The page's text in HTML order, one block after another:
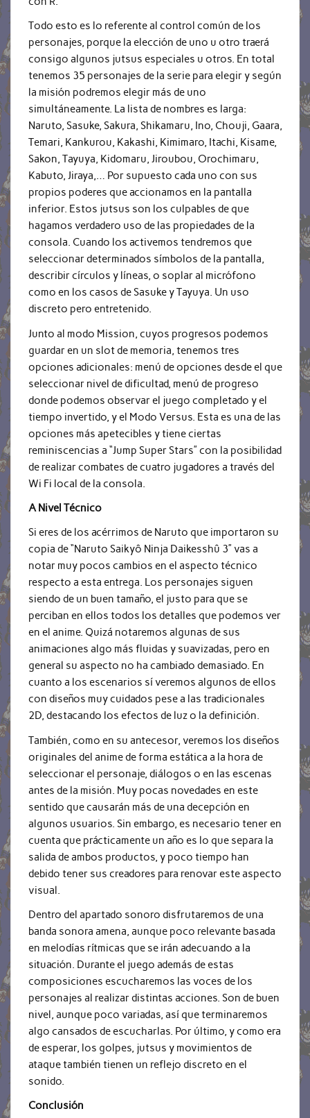
Todo esto es lo referente al control común de los
personajes, porque la elección de uno u otro traerá
consigo algunos jutsus especiales u otros. En total
tenemos 35 personajes de la serie para elegir y según
la misión podremos elegir más de uno
simultáneamente. La lista de nombres es larga:
Naruto, Sasuke, Sakura, Shikamaru, Ino, Chouji, Gaara,
Temari, Kankurou, Kakashi, Kimimaro, Itachi, Kisame,
Sakon, Tayuya, Kidomaru, Jiroubou, Orochimaru,
Kabuto, Jiraya,… Por supuesto cada uno con sus
propios poderes que accionamos en la pantalla
inferior. Estos jutsus son los culpables de que
hagamos verdadero uso de las propiedades de la
consola. Cuando los activemos tendremos que
seleccionar determinados símbolos de la pantalla,
describir círculos y líneas, o soplar al micrófono
como en los casos de Sasuke y Tayuya. Un uso
discreto pero entretenido.
Junto al modo Mission, cuyos progresos podemos
guardar en un slot de memoria, tenemos tres
opciones adicionales: menú de opciones desde el que
seleccionar nivel de dificultad, menú de progreso
donde podemos observar el juego completado y el
tiempo invertido, y el Modo Versus. Esta es una de las
opciones más apetecibles y tiene ciertas
reminiscencias a “Jump Super Stars” con la posibilidad
de realizar combates de cuatro jugadores a través del
Wi Fi local de la consola.
A Nivel Técnico
Si eres de los acérrimos de Naruto que importaron su
copia de “Naruto Saikyô Ninja Daikesshû 3” vas a
notar muy pocos cambios en el aspecto técnico
respecto a esta entrega. Los personajes siguen
siendo de un buen tamaño, el justo para que se
perciban en ellos todos los detalles que podemos ver
en el anime. Quizá notaremos algunas de sus
animaciones algo más fluidas y suavizadas, pero en
general su aspecto no ha cambiado demasiado. En
cuanto a los escenarios sí veremos algunos de ellos
con diseños muy cuidados pese a las tradicionales
2D, destacando los efectos de luz o la definición.
También, como en su antecesor, veremos los diseños
originales del anime de forma estática a la hora de
seleccionar el personaje, diálogos o en las escenas
antes de la misión. Muy pocas novedades en este
sentido que causarán más de una decepción en
algunos usuarios. Sin embargo, es necesario tener en
cuenta que prácticamente un año es lo que separa la
salida de ambos productos, y poco tiempo han
debido tener sus creadores para renovar este aspecto
visual.
Dentro del apartado sonoro disfrutaremos de una
banda sonora amena, aunque poco relevante basada
en melodías rítmicas que se irán adecuando a la
situación. Durante el juego además de estas
composiciones escucharemos las voces de los
personajes al realizar distintas acciones. Son de buen
nivel, aunque poco variadas, así que terminaremos
algo cansados de escucharlas. Por último, y como era
de esperar, los golpes, jutsus y movimientos de
ataque también tienen un reflejo discreto en el
sonido.
Conclusión